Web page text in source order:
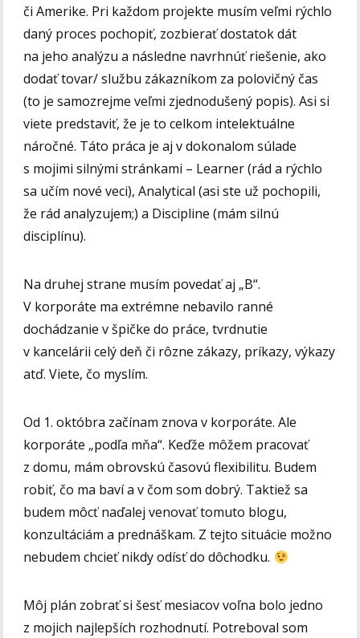
či Amerike. Pri každom projekte musím veľmi rýchlo
daný proces pochopiť, zozbierať dostatok dát
na jeho analýzu a následne navrhnúť riešenie, ako
dodať tovar/ službu zákazníkom za polovičný čas
(to je samozrejme veľmi zjednodušený popis). Asi si
viete predstaviť, že je to celkom intelektuálne
náročné. Táto práca je aj v dokonalom súlade
s mojimi silnými stránkami – Learner (rád a rýchlo
sa učím nové veci), Analytical (asi ste už pochopili,
že rád analyzujem;) a Discipline (mám silnú
disciplínu).
Na druhej strane musím povedať aj „B“.
V korporáte ma extrémne nebavilo ranné
dochádzanie v špičke do práce, tvrdnutie
v kancelárii celý deň či rôzne zákazy, príkazy, výkazy
atď. Viete, čo myslím.
Od 1. októbra začínam znova v korporáte. Ale
korporáte „podľa mňa“. Keďže môžem pracovať
z domu, mám obrovskú časovú flexibilitu. Budem
robiť, čo ma baví a v čom som dobrý. Taktiež sa
budem môcť naďalej venovať tomuto blogu,
konzultáciám a prednáškam. Z tejto situácie možno
nebudem chcieť nikdy odísť do dôchodku.
Môj plán zobrať si šesť mesiacov voľna bolo jedno
z mojich najlepších rozhodnutí. Potreboval som